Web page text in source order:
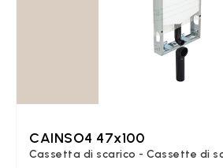
CAINSO4 47x100
Cassetta di scarico - Cassette di